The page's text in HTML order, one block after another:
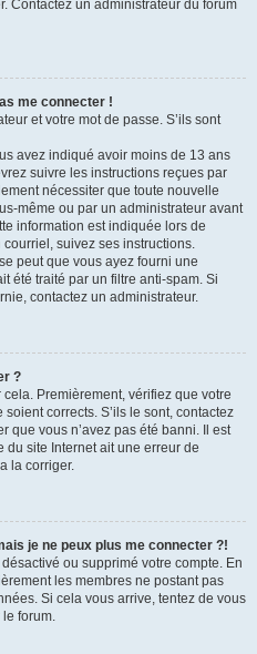
Contactez un administrateur du forum
me connecter !
et votre mot de passe. S’ils sont
avez indiqué avoir moins de 13 ans
suivre les instructions reçues par
nécessiter que toute nouvelle
même ou par un administrateur avant
information est indiquée lors de
courriel, suivez ses instructions.
peut que vous ayez fourni une
été traité par un filtre anti-spam. Si
contactez un administrateur.
?
Premièrement, vérifiez que votre
corrects. S’ils le sont, contactez
que vous n’avez pas été banni. Il est
site Internet ait une erreur de
la corriger.
je ne peux plus me connecter ?!
ou supprimé votre compte. En
les membres ne postant pas
Si cela vous arrive, tentez de vous
forum.